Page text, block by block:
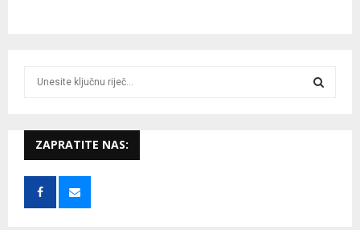
h
f
r
ZAPRATITE NAS: